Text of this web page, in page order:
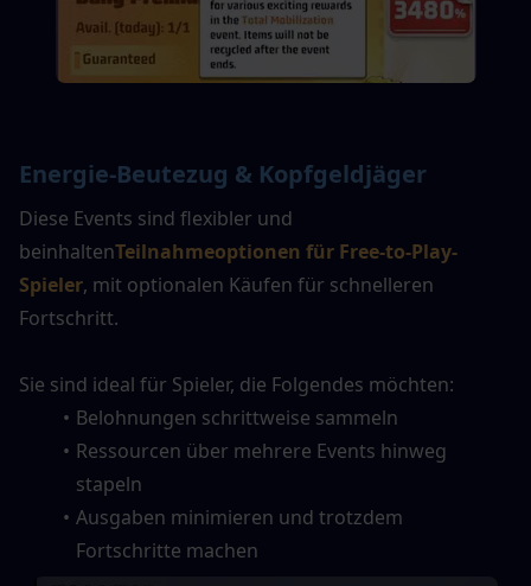
Energie-Beutezug & Kopfgeldjäger
Diese Events sind flexibler und
beinhaltenTeilnahmeoptionen für Free-to-Play-
Spieler, mit optionalen Käufen für schnelleren
Fortschritt.
Sie sind ideal für Spieler, die Folgendes möchten:
Belohnungen schrittweise sammeln
Ressourcen über mehrere Events hinweg
stapeln
Ausgaben minimieren und trotzdem
Fortschritte machen